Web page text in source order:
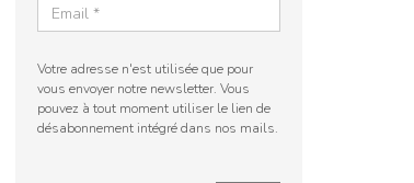
Votre adresse n'est utilisée que pour
vous envoyer notre newsletter. Vous
pouvez à tout moment utiliser le lien de
désabonnement intégré dans nos mails.